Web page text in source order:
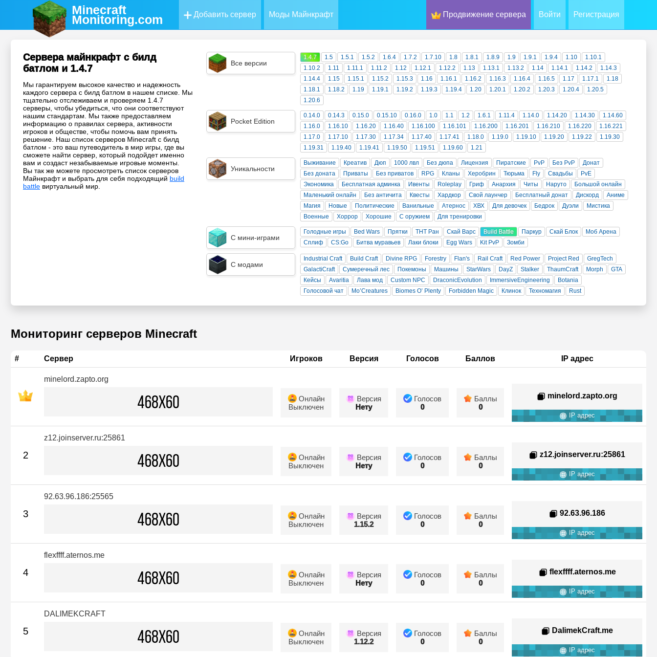
Minecraft
Monitoring.com Добавить сервер Моды Майнкрафт Продвижение сервера Войти Регистрация
Сервера майнкрафт с билд
батлом и 1.4.7
Мы гарантируем высокое качество и надежность
каждого сервера с билд батлом в нашем списке. Мы
тщательно отслеживаем и проверяем 1.4.7
серверы, чтобы убедиться, что они соответствуют
нашим стандартам. Мы также предоставляем
информацию о правилах сервера, активности
игроков и обществе, чтобы помочь вам принять
решение. Наш список серверов Minecraft с билд
батлом - это ваш путеводитель в мир игры, где вы
сможете найти сервер, который подойдет именно
вам и создаст незабываемые игровые моменты.
Вы так же можете просмотреть список серверов
Майнкрафт и выбрать для себя подходящий build
battle виртуальный мир.
Все версии
1.4.7 1.5 1.5.1 1.5.2 1.6.4 1.7.2 1.7.10 1.8 1.8.1 1.8.9 1.9 1.9.1 1.9.4 1.10
1.10.1
1.10.2
1.11 1.11.1 1.11.2 1.12 1.12.1 1.12.2 1.13 1.13.1 1.13.2 1.14 1.14.1 1.14.2
1.14.3
1.14.4
1.15 1.15.1 1.15.2 1.15.3 1.16 1.16.1 1.16.2 1.16.3 1.16.4 1.16.5 1.17 1.17.1
1.18
1.18.1
1.18.2 1.19 1.19.1 1.19.2 1.19.3 1.19.4 1.20 1.20.1 1.20.2 1.20.3 1.20.4
1.20.5
1.20.6
Pocket Edition
0.14.0 0.14.3 0.15.0 0.15.10 0.16.0 1.0 1.1 1.2 1.6.1 1.11.4 1.14.0 1.14.20 1.14.30
1.14.60
1.16.0
1.16.10 1.16.20 1.16.40 1.16.100 1.16.101 1.16.200 1.16.201 1.16.210 1.16.220
1.16.221
1.17.0
1.17.10 1.17.30 1.17.34 1.17.40 1.17.41 1.18.0 1.19.0 1.19.10 1.19.20 1.19.22
1.19.30
1.19.31
1.19.40 1.19.41 1.19.50 1.19.51 1.19.60 1.21
Уникальности
Выживание Креатив Дюп 1000 лвл Без дюпа Лицензия Пиратские PvP Без PvP
Донат
Без доната
Приваты Без приватов RPG Кланы Херобрин Тюрьма Fly Свадьбы
PvE
Экономика
Бесплатная админка Ивенты Roleplay Гриф Анархия Читы Наруто
Большой онлайн
Маленький онлайн
Без античита Квесты Хардкор Свой лаунчер Бесплатный донат Дискорд
Аниме
Магия
Новые Политические Ванильные Атернос ХВХ Для девочек Бедрок Дуэли
Мистика
Военные
Хоррор Хорошие С оружием Для тренировки
С мини-играми
Голодные игры Bed Wars Прятки ТНТ Ран Скай Варс Build Battle Паркур Скай Блок
Моб Арена
Сплиф
CS:Go Битва муравьев Лаки блоки Egg Wars Kit PvP Зомби
С модами
Industrial Craft Build Craft Divine RPG Forestry Flan's Rail Craft Red Power Project Red
GregTech
GalactiCraft
Сумеречный лес Покемоны Машины StarWars DayZ Stalker ThaumCraft Morph
GTA
Кейсы
Avaritia Лава мод Custom NPC DraconicEvolution ImmersiveEngineering
Botania
Голосовой чат
Mo’Creatures Biomes O’ Plenty Forbidden Magic Клинок Техномагия Rust
Мониторинг серверов Minecraft
# Сервер Игроков Версия Голосов Баллов IP адрес
minelord.zapto.org
Онлайн
Выключен
Версия
Нету
Голосов
0
Баллы
0
minelord.zapto.org
IP адрес
2
z12.joinserver.ru:25861
Онлайн
Выключен
Версия
Нету
Голосов
0
Баллы
0
z12.joinserver.ru:25861
IP адрес
3
92.63.96.186:25565
Онлайн
Выключен
Версия
1.15.2
Голосов
0
Баллы
0
92.63.96.186
IP адрес
4
flexffff.aternos.me
Онлайн
Выключен
Версия
Нету
Голосов
0
Баллы
0
flexffff.aternos.me
IP адрес
5
DALIMEKCRAFT
Онлайн
Выключен
Версия
1.12.2
Голосов
0
Баллы
0
DalimekCraft.me
IP адрес